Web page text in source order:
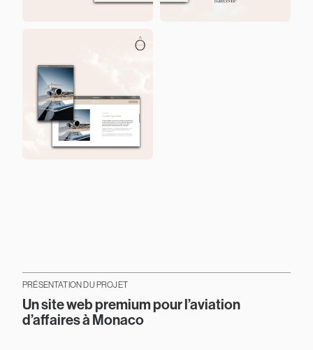
PRÉSENTATION DU PROJET
Un site web premium pour l’aviation
d’affaires à Monaco